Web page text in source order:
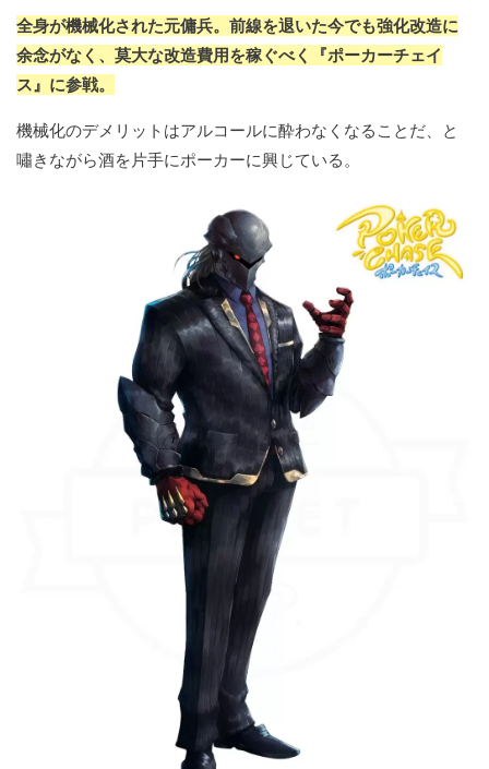
全身が機械化された元傭兵。前線を退いた今でも強化改造に
余念がなく、莫大な改造費用を稼ぐべく『ポーカーチェイ
ス』に参戦。
機械化のデメリットはアルコールに酔わなくなることだ、と
嘯きながら酒を片手にポーカーに興じている。